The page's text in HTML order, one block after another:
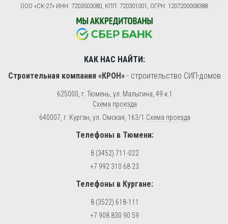
ООО «СК-27» ИНН: 7203503080, КПП: 720301001, ОГРН: 1207200008388.
КАК НАС НАЙТИ:
Строительная компания «КРОН» - строительство СИП-домов
625000, г. Тюмень, ул. Малыгина, 49 к.1
Схема проезда
640007, г. Курган, ул. Омская, 163/1 Схема проезда
Телефоны в Тюмени:
8 (3452) 711-022
+7 992 310 68 23
Телефоны в Кургане:
8 (3522) 618-111
+7 908 830 90 59